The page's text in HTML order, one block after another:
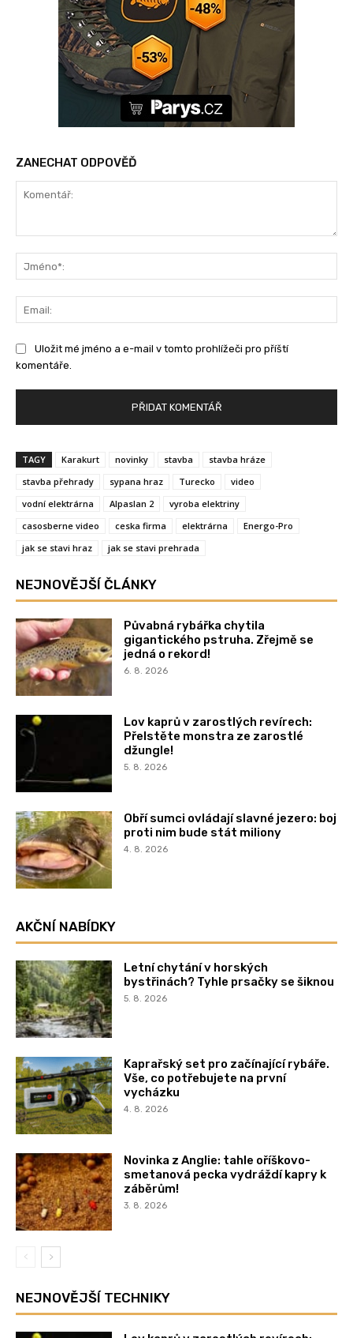
ZANECHAT ODPOVĚĎ
Uložit mé jméno a e-mail v tomto prohlížeči pro příští
komentáře.
TAGY Karakurt novinky stavba
stavba hráze
stavba přehrady
sypana hraz Turecko
video
vodní elektrárna
Alpaslan 2
vyroba elektriny
casosberne video
ceska firma elektrárna
Energo-Pro
jak se stavi hraz
jak se stavi prehrada
NEJNOVĚJŠÍ ČLÁNKY
Půvabná rybářka chytila
gigantického pstruha. Zřejmě se
jedná o rekord!
6. 8. 2026
Lov kaprů v zarostlých revírech:
Přelstěte monstra ze zarostlé
džungle!
5. 8. 2026
Obří sumci ovládají slavné jezero: boj
proti nim bude stát miliony
4. 8. 2026
AKČNÍ NABÍDKY
Letní chytání v horských
bystřinách? Tyhle prsačky se šiknou
5. 8. 2026
Kaprařský set pro začínající rybáře.
Vše, co potřebujete na první
vycházku
4. 8. 2026
Novinka z Anglie: tahle oříškovo-
smetanová pecka vydráždí kapry k
záběrům!
3. 8. 2026
NEJNOVĚJŠÍ TECHNIKY